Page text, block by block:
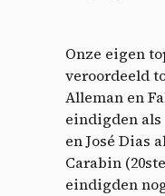
Onze eigen
veroordeeld
Alleman en
eindigden als
en José Dias
Carabin
eindigden